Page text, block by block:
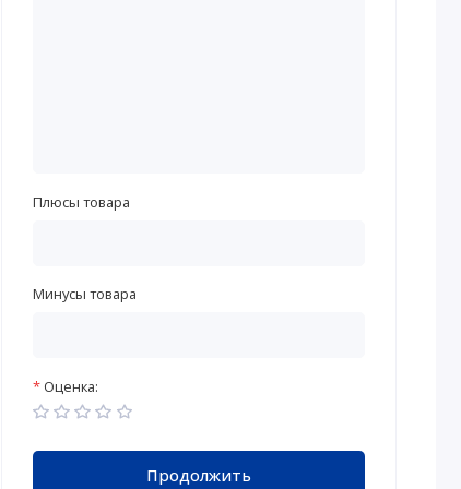
Плюсы товара
Минусы товара
Оценка:
Продолжить